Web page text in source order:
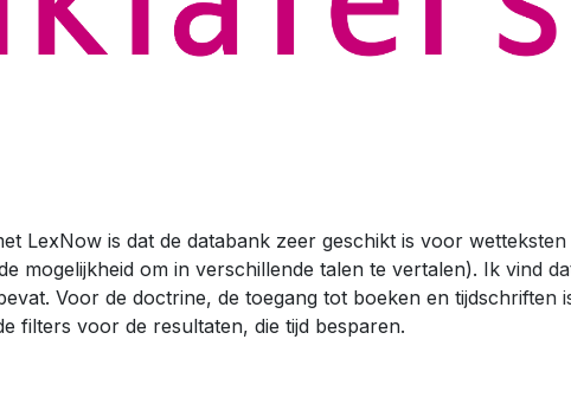
LexNow is dat de databank zeer geschikt is voor wetteksten
mogelijkheid om in verschillende talen te vertalen). Ik vind
Voor de doctrine, de toegang tot boeken en tijdschriften
filters voor de resultaten, die tijd besparen.